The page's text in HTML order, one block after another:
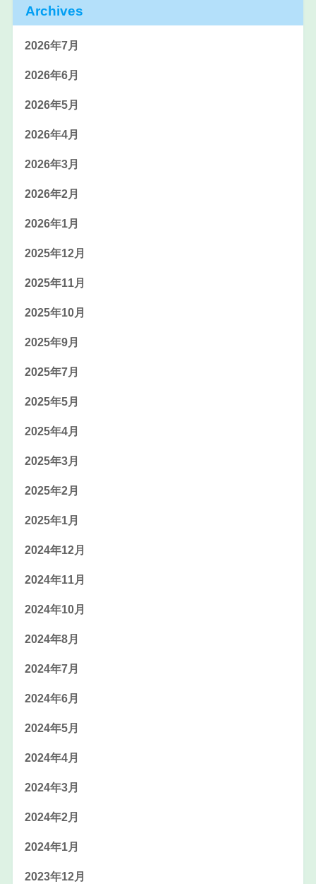
Archives
2026年7月
2026年6月
2026年5月
2026年4月
2026年3月
2026年2月
2026年1月
2025年12月
2025年11月
2025年10月
2025年9月
2025年7月
2025年5月
2025年4月
2025年3月
2025年2月
2025年1月
2024年12月
2024年11月
2024年10月
2024年8月
2024年7月
2024年6月
2024年5月
2024年4月
2024年3月
2024年2月
2024年1月
2023年12月